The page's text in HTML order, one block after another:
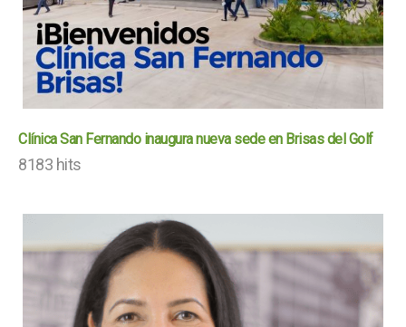
Clínica San Fernando inaugura nueva sede en Brisas del Golf
8183 hits